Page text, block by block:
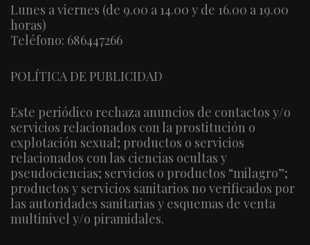
Lunes a viernes (de 9.00 a 14.00 y de 16.00 a 19.00
horas)
Teléfono: 686447266
POLÍTICA DE PUBLICIDAD
Este periódico rechaza anuncios de contactos y/o
servicios relacionados con la prostitución o
explotación sexual; productos o servicios
relacionados con las ciencias ocultas y
pseudociencias; servicios o productos “milagro”;
productos y servicios sanitarios no verificados por
las autoridades sanitarias y esquemas de venta
multinivel y/o piramidales.